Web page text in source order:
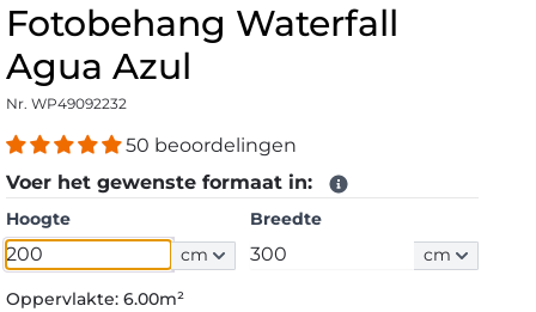
Fotobehang Waterfall
Agua Azul
Nr. WP49092232
50 beoordelingen
Voer het gewenste formaat in:
Hoogte
cm
Breedte
cm
Oppervlakte:6.00m²